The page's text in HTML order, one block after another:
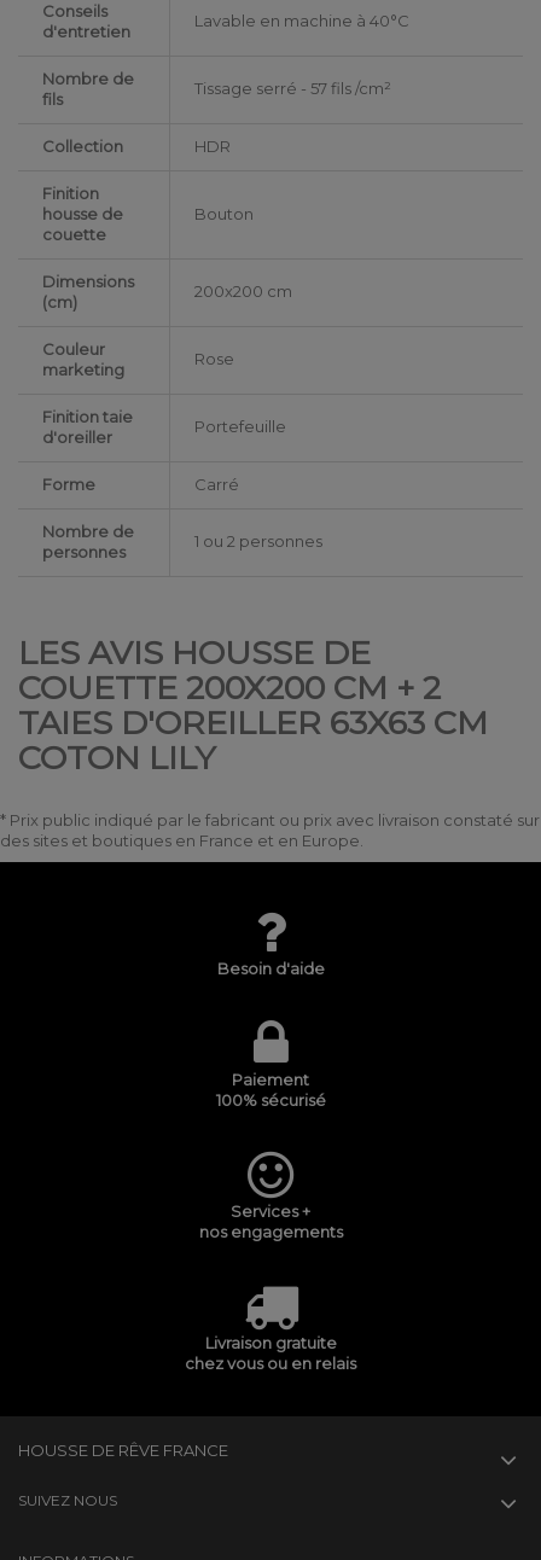
Conseils
d'entretien
Lavable en machine à 40°C
Nombre de
fils
Tissage serré - 57 fils /cm²
Collection HDR
Finition
housse de
couette
Bouton
Dimensions
(cm)
200x200 cm
Couleur
marketing
Rose
Finition taie
d'oreiller
Portefeuille
Forme Carré
Nombre de
personnes
1 ou 2 personnes
LES AVIS HOUSSE DE
COUETTE 200X200 CM + 2
TAIES D'OREILLER 63X63 CM
COTON LILY
* Prix public indiqué par le fabricant ou prix avec livraison constaté sur
des sites et boutiques en France et en Europe.
Besoin d'aide
Paiement
100% sécurisé
Services +
nos engagements
Livraison gratuite
chez vous ou en relais
HOUSSE DE RÊVE FRANCE
SUIVEZ NOUS